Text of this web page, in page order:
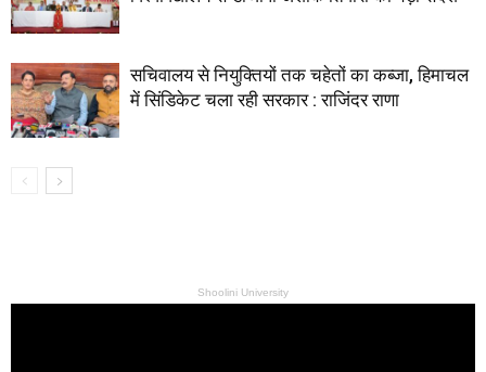
सचिवालय से नियुक्तियों तक चहेतों का कब्जा, हिमाचल
में सिंडिकेट चला रही सरकार : राजिंदर राणा
Shoolini University